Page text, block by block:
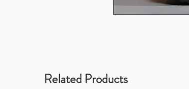
Related Products